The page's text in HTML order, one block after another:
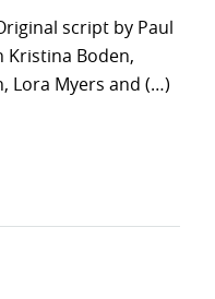
script by Paul
Boden,
Lora Myers and (…)